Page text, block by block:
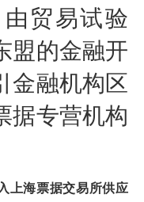
贸易试验
盟的金融开
金融机构区
据专营机构
上海票据交易所供应